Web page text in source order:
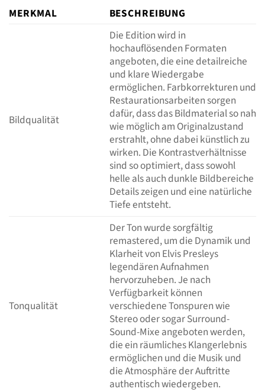
MERKMAL BESCHREIBUNG
Bildqualität
Die Edition wird in
hochauflösenden Formaten
angeboten, die eine detailreiche
und klare Wiedergabe
ermöglichen. Farbkorrekturen und
Restaurationsarbeiten sorgen
dafür, dass das Bildmaterial so nah
wie möglich am Originalzustand
erstrahlt, ohne dabei künstlich zu
wirken. Die Kontrastverhältnisse
sind so optimiert, dass sowohl
helle als auch dunkle Bildbereiche
Details zeigen und eine natürliche
Tiefe entsteht.
Tonqualität
Der Ton wurde sorgfältig
remastered, um die Dynamik und
Klarheit von Elvis Presleys
legendären Aufnahmen
hervorzuheben. Je nach
Verfügbarkeit können
verschiedene Tonspuren wie
Stereo oder sogar Surround-
Sound-Mixe angeboten werden,
die ein räumliches Klangerlebnis
ermöglichen und die Musik und
die Atmosphäre der Auftritte
authentisch wiedergeben.